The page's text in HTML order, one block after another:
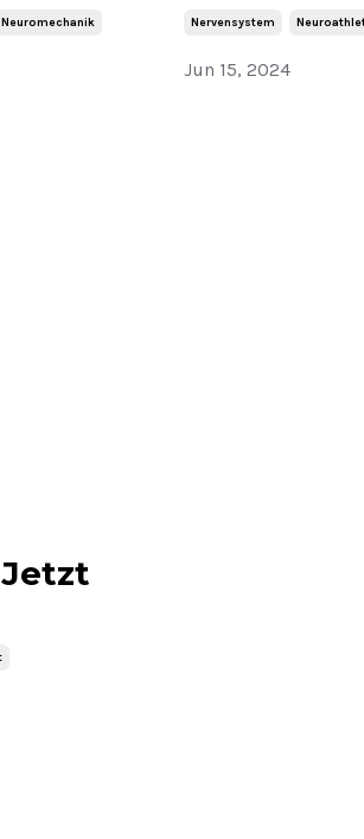
Neuromechanik Nervensystem
Jun 15, 2024